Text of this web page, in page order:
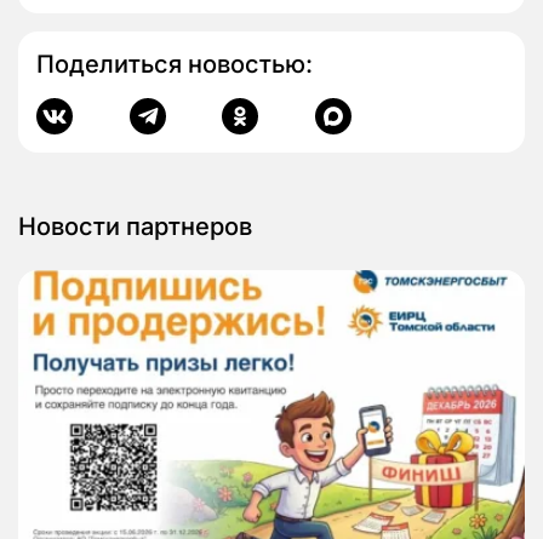
Поделиться новостью:
Новости партнеров